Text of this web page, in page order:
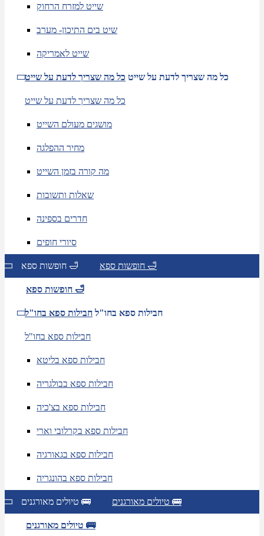
שייט למזרח הרחוק
שיט בים התיכון- מערב
שייט לאמריקה
כל מה שצריך לדעת על שייט כל מה שצריך לדעת על שייט
כל מה שצריך לדעת על שייט
מושגים מעולם השייט
מחיר ההפלגה
מה קורה בזמן השייט
שאלות ותשובות
חדרים בספינה
סיורי חופים
חופשות ספא 🛁 חופשות ספא 🛁
חופשות ספא 🛁
חבילות ספא בחו"ל חבילות ספא בחו"ל
חבילות ספא בחו"ל
חבילות ספא בליטא
חבילות ספא בבולגריה
חבילות ספא בצ'כיה
חבילות ספא בקרלובי וארי
חבילות ספא בגאורגיה
חבילות ספא בהונגריה
טיולים מאורגנים 🚌 טיולים מאורגנים 🚌
טיולים מאורגנים 🚌